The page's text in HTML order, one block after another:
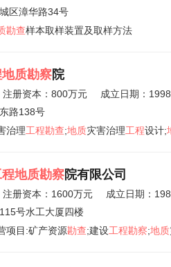
区漳华路34号
勘查样本取样装置及取样方法
质勘察院
注册资本：800万元
成立日期：
路138号
治理工程勘查;地质灾害治理工程设计;
地质勘察院有限公司
注册资本：1600万元
成立日期：
号水工大厦四楼
项目:矿产资源勘查;建设工程勘察;地质